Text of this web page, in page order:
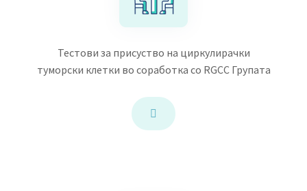
Тестови за присуство на циркулирачки
туморски клетки во соработка со RGCC Групата